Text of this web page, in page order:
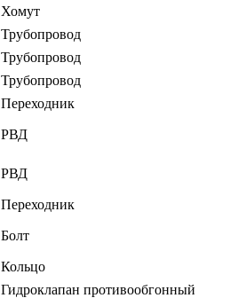
Хомут
Трубопровод
Трубопровод
Трубопровод
Переходник
РВД
РВД
Переходник
Болт
Кольцо
Гидроклапан противообгонный